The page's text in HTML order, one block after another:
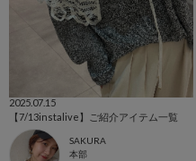
2025.07.15
【7/13instalive】ご紹介アイテム一覧
SAKURA
本部